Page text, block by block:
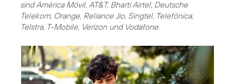
sind América Móvil, AT&T, Bharti Airtel, Deutsche
Telekom, Orange, Reliance Jio, Singtel, Telefónica,
Telstra, T-Mobile, Verizon und Vodafone.